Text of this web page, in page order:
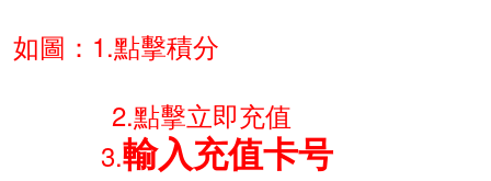
如圖：1.點擊積分
2.點擊立即充值
3.輸入充值卡号